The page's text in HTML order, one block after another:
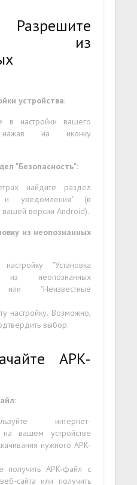
из
устройства:
в настройки вашего
нажав на иконку
"Безопасность":
найдите раздел
и уведомления" (в
вашей версии Android).
из неопознанных
"Установка
из неопознанных
или "Неизвестные
настройку. Возможно,
выбор.
APK-
:
интернет-
на вашем устройстве
нужного APK-
получить APK-файл с
сайта или получить